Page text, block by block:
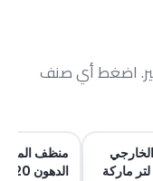
اضغط أي صنف
للسيارات 20 لتر ماركة
منظف